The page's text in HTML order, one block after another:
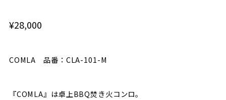
¥28,000
COMLA 品番：CLA-101-M
『COMLA』は卓上BBQ焚き火コンロ。